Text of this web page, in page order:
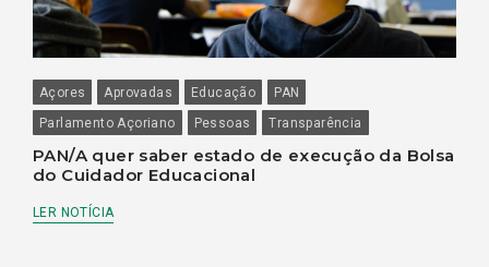
Açores Aprovadas Educação
PAN
Parlamento Açoriano
Pessoas Transparência
PAN/A quer saber estado de execução da Bolsa
do Cuidador Educacional
LER NOTÍCIA